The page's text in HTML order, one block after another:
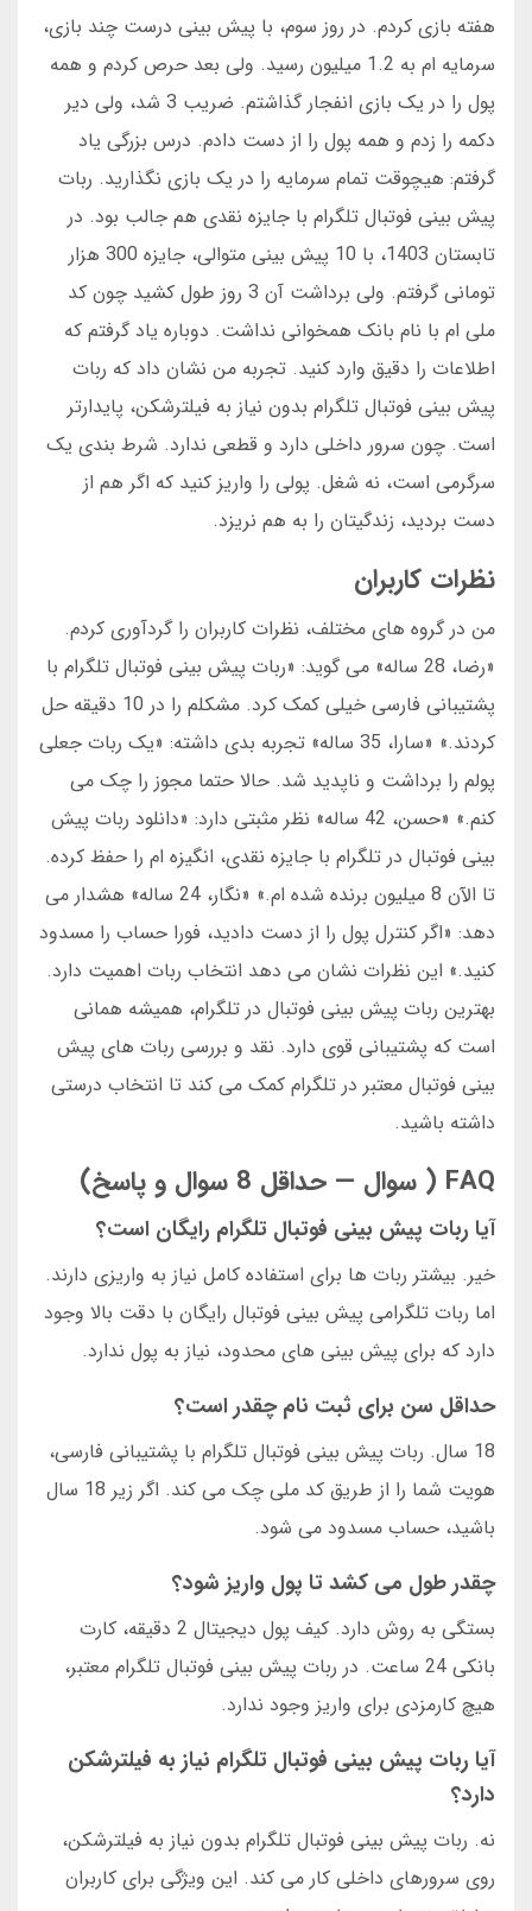
هفته بازی کردم. در روز سوم، با پیش بینی درست چند بازی،
سرمایه ام به 1.2 میلیون رسید. ولی بعد حرص کردم و همه
پول را در یک بازی انفجار گذاشتم. ضریب 3 شد، ولی دیر
دکمه را زدم و همه پول را از دست دادم. درس بزرگی یاد
گرفتم: هیچوقت تمام سرمایه را در یک بازی نگذارید. ربات
پیش بینی فوتبال تلگرام با جایزه نقدی هم جالب بود. در
تابستان 1403، با 10 پیش بینی متوالی، جایزه 300 هزار
تومانی گرفتم. ولی برداشت آن 3 روز طول کشید چون کد
ملی ام با نام بانک همخوانی نداشت. دوباره یاد گرفتم که
اطلاعات را دقیق وارد کنید. تجربه من نشان داد که ربات
پیش بینی فوتبال تلگرام بدون نیاز به فیلترشکن، پایدارتر
است. چون سرور داخلی دارد و قطعی ندارد. شرط بندی یک
سرگرمی است، نه شغل. پولی را واریز کنید که اگر هم از
دست بردید، زندگیتان را به هم نریزد.
نظرات کاربران
من در گروه های مختلف، نظرات کاربران را گردآوری کردم.
«رضا، 28 ساله» می گوید: «ربات پیش بینی فوتبال تلگرام با
پشتیبانی فارسی خیلی کمک کرد. مشکلم را در 10 دقیقه حل
کردند.» «سارا، 35 ساله» تجربه بدی داشته: «یک ربات جعلی
پولم را برداشت و ناپدید شد. حالا حتما مجوز را چک می
کنم.» «حسن، 42 ساله» نظر مثبتی دارد: «دانلود ربات پیش
بینی فوتبال در تلگرام با جایزه نقدی، انگیزه ام را حفظ کرده.
تا الآن 8 میلیون برنده شده ام.» «نگار، 24 ساله» هشدار می
دهد: «اگر کنترل پول را از دست دادید، فورا حساب را مسدود
کنید.» این نظرات نشان می دهد انتخاب ربات اهمیت دارد.
بهترین ربات پیش بینی فوتبال در تلگرام، همیشه همانی
است که پشتیبانی قوی دارد. نقد و بررسی ربات های پیش
بینی فوتبال معتبر در تلگرام کمک می کند تا انتخاب درستی
داشته باشید.
FAQ ( سوال — حداقل 8 سوال و پاسخ)
آیا ربات پیش بینی فوتبال تلگرام رایگان است؟
خیر. بیشتر ربات ها برای استفاده کامل نیاز به واریزی دارند.
اما ربات تلگرامی پیش بینی فوتبال رایگان با دقت بالا وجود
دارد که برای پیش بینی های محدود، نیاز به پول ندارد.
حداقل سن برای ثبت نام چقدر است؟
18 سال. ربات پیش بینی فوتبال تلگرام با پشتیبانی فارسی،
هویت شما را از طریق کد ملی چک می کند. اگر زیر 18 سال
باشید، حساب مسدود می شود.
چقدر طول می کشد تا پول واریز شود؟
بستگی به روش دارد. کیف پول دیجیتال 2 دقیقه، کارت
بانکی 24 ساعت. در ربات پیش بینی فوتبال تلگرام معتبر،
هیچ کارمزدی برای واریز وجود ندارد.
آیا ربات پیش بینی فوتبال تلگرام نیاز به فیلترشکن
دارد؟
نه. ربات پیش بینی فوتبال تلگرام بدون نیاز به فیلترشکن،
روی سرورهای داخلی کار می کند. این ویژگی برای کاربران